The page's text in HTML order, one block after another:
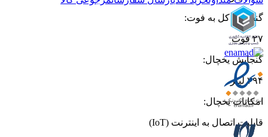
گنجایش کل به فوت:
۲۷ فوت
گنجایش یخچال:
۳۹۴ لیتر
امکانات یخچال:
قابلیت اتصال به اینترنت (IoT)